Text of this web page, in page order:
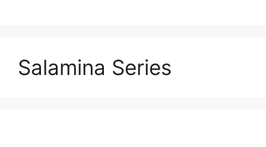
Salamina Series